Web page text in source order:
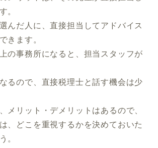
。
んだ人に、直接担当してアドバイス
きます。
の事務所になると、担当スタッフが
るので、直接税理士と話す機会は少
メリット・デメリットはあるので、
、どこを重視するかを決めておいた
。